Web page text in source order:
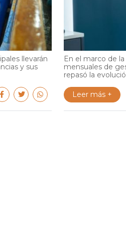
llevarán
y sus
En el marco de
mensuales de
repasó la
Leer más +